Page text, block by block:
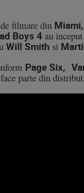
filmare din Miami,
Boys 4 au
Will Smith si
Page Six,
parte din